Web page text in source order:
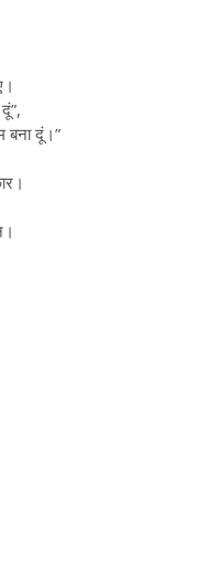
बना दूं।”